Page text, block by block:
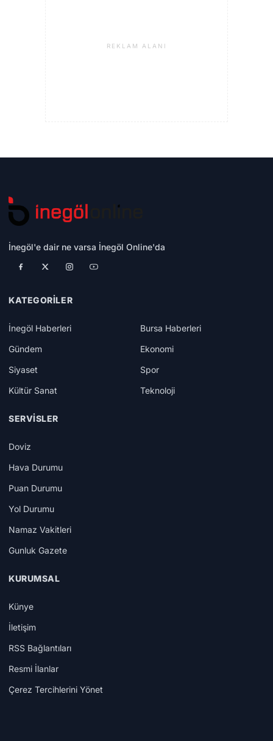
REKLAM ALANI
İnegöl'e dair ne varsa İnegöl Online'da
KATEGORILER
İnegöl Haberleri
Bursa Haberleri
Gündem
Ekonomi
Siyaset
Spor
Kültür Sanat
Teknoloji
SERVISLER
Doviz
Hava Durumu
Puan Durumu
Yol Durumu
Namaz Vakitleri
Gunluk Gazete
KURUMSAL
Künye
İletişim
RSS Bağlantıları
Resmi İlanlar
Çerez Tercihlerini Yönet